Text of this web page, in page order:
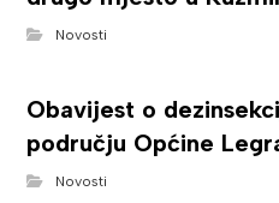
Novosti
Obavijest o
području Općine
Novosti